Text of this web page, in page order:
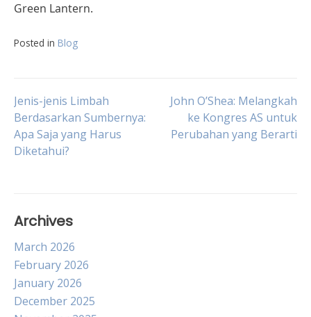
Green Lantern.
Posted in Blog
Post
navigation
Jenis-jenis Limbah
Berdasarkan Sumbernya:
Apa Saja yang Harus
Diketahui?
John O’Shea: Melangkah
ke Kongres AS untuk
Perubahan yang Berarti
Archives
March 2026
February 2026
January 2026
December 2025